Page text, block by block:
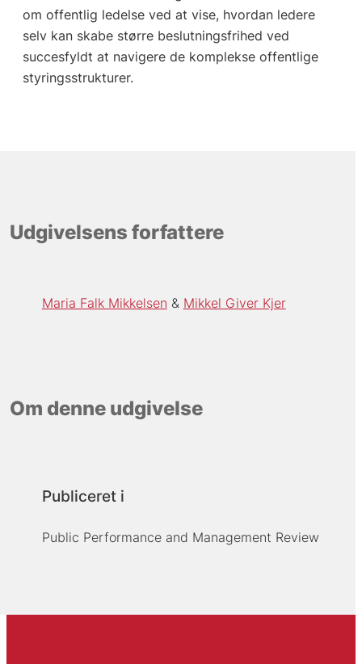
om offentlig ledelse ved at vise, hvordan ledere
selv kan skabe større beslutningsfrihed ved
succesfyldt at navigere de komplekse offentlige
styringsstrukturer.
Udgivelsens forfattere
Maria Falk Mikkelsen Mikkel Giver Kjer
Om denne udgivelse
Publiceret i
Public Performance and Management Review